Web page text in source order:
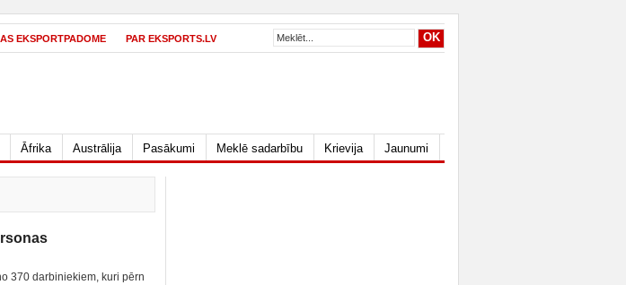
EKSPORTPADOME PAR EKSPORTS.LV
Āfrika Austrālija Pasākumi Meklē sadarbību Krievija Jaunumi
370 darbiniekiem, kuri pērn